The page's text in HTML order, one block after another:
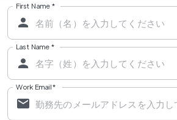
First Name *
Last Name *
Work Email*